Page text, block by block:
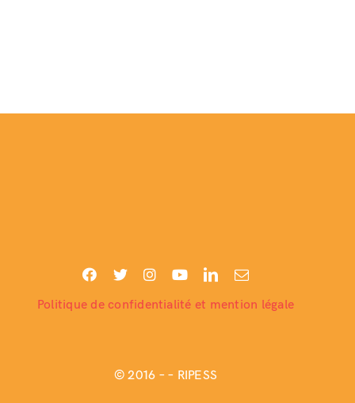
Politique de confidentialité et mention légale
© 2016 –– RIPESS